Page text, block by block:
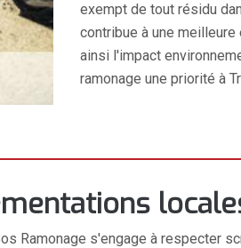
exempt de tout résidu
contribue à une
ainsi l'impact
ramonage une priorité à
Ramonage s'engage à